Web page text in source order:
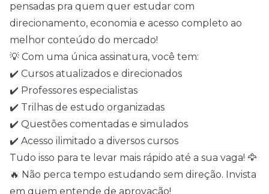
pensadas pra quem quer estudar com
direcionamento, economia e acesso completo ao
melhor conteúdo do mercado!
💡 Com uma única assinatura, você tem:
✔️ Cursos atualizados e direcionados
✔️ Professores especialistas
✔️ Trilhas de estudo organizadas
✔️ Questões comentadas e simulados
✔️ Acesso ilimitado a diversos cursos
Tudo isso para te levar mais rápido até a sua vaga! 🦅
🔥 Não perca tempo estudando sem direção. Invista
em quem entende de aprovação!